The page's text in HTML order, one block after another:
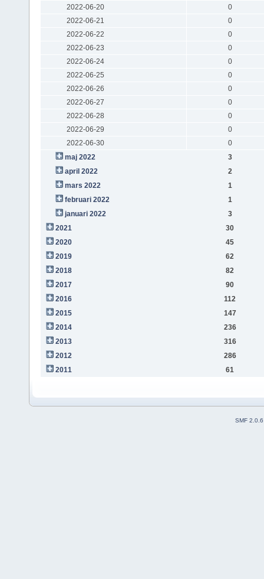
2022-06-20
0
2022-06-21
0
2022-06-22
0
2022-06-23
0
2022-06-24
0
2022-06-25
0
2022-06-26
0
2022-06-27
0
2022-06-28
0
2022-06-29
0
2022-06-30
0
maj 2022
3
april 2022
2
mars 2022
1
februari 2022
1
januari 2022
3
2021
30
2020
45
2019
62
2018
82
2017
90
2016
112
2015
147
2014
236
2013
316
2012
286
2011
61
SMF 2.0.6